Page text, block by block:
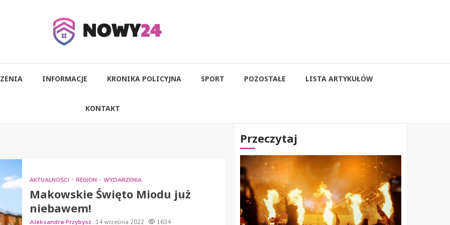
INFORMACJE KRONIKA POLICYJNA SPORT POZOSTAŁE LISTA ARTYKUŁÓW
KONTAKT
AKTUALNOŚCI REGION WYDARZENIA
Makowskie Święto Miodu już
niebawem!
Aleksandra Przybysz 14 września 2022 1634
Przeczytaj